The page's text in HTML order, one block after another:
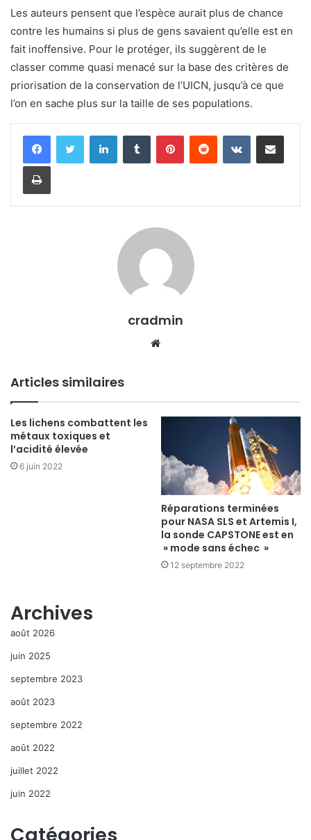
Les auteurs pensent que l’espèce aurait plus de chance
contre les humains si plus de gens savaient qu’elle est en
fait inoffensive. Pour le protéger, ils suggèrent de le
classer comme quasi menacé sur la base des critères de
priorisation de la conservation de l’UICN, jusqu’à ce que
l’on en sache plus sur la taille de ses populations.
LinkedinTumblr PinterestReddit VKontaktePartager par email
Imprimer
cradmin
Website
Articles similaires
Les lichens combattent les
métaux toxiques et
l’acidité élevée
6 juin 2022
Réparations terminées
pour NASA SLS et Artemis I,
la sonde CAPSTONE est en
» mode sans échec »
12 septembre 2022
Archives
août 2026
juin 2025
septembre 2023
août 2023
septembre 2022
août 2022
juillet 2022
juin 2022